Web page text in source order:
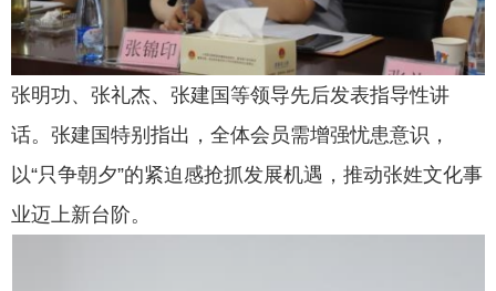
张明功、张礼杰、张建国等领导先后发表指导性讲
话。张建国特别指出，全体会员需增强忧患意识，
以“只争朝夕”的紧迫感抢抓发展机遇，推动张姓文化事
业迈上新台阶。